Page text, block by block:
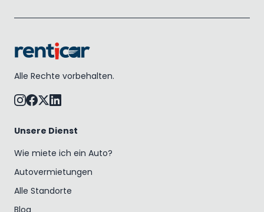
Alle Rechte vorbehalten.
Unsere Dienst
Wie miete ich ein Auto?
Autovermietungen
Alle Standorte